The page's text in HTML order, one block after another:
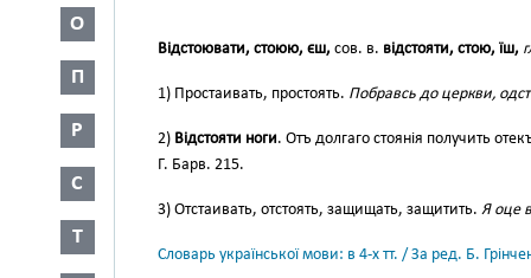
О
П
Р
С
Т
Відстоювати, стоюю, єш, сов. в. відстояти, стою, їш,
1) Простаивать, простоять. Побравсь до церкви,
2) Відстояти ноги. Отъ долгаго стоянія получить
Г. Барв. 215.
3) Отстаивать, отстоять, защищать, защитить. Я оце
Словарь української мови: в 4-х тт. / За ред. Б.